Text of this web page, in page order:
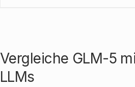
Vergleiche GLM-5
LLMs